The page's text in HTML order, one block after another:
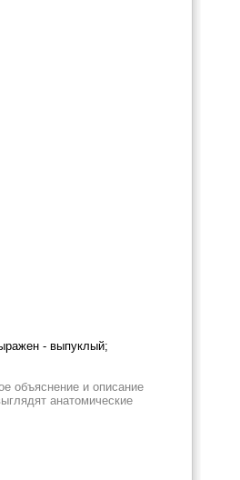
- выпуклый;
объяснение и описание
анатомические